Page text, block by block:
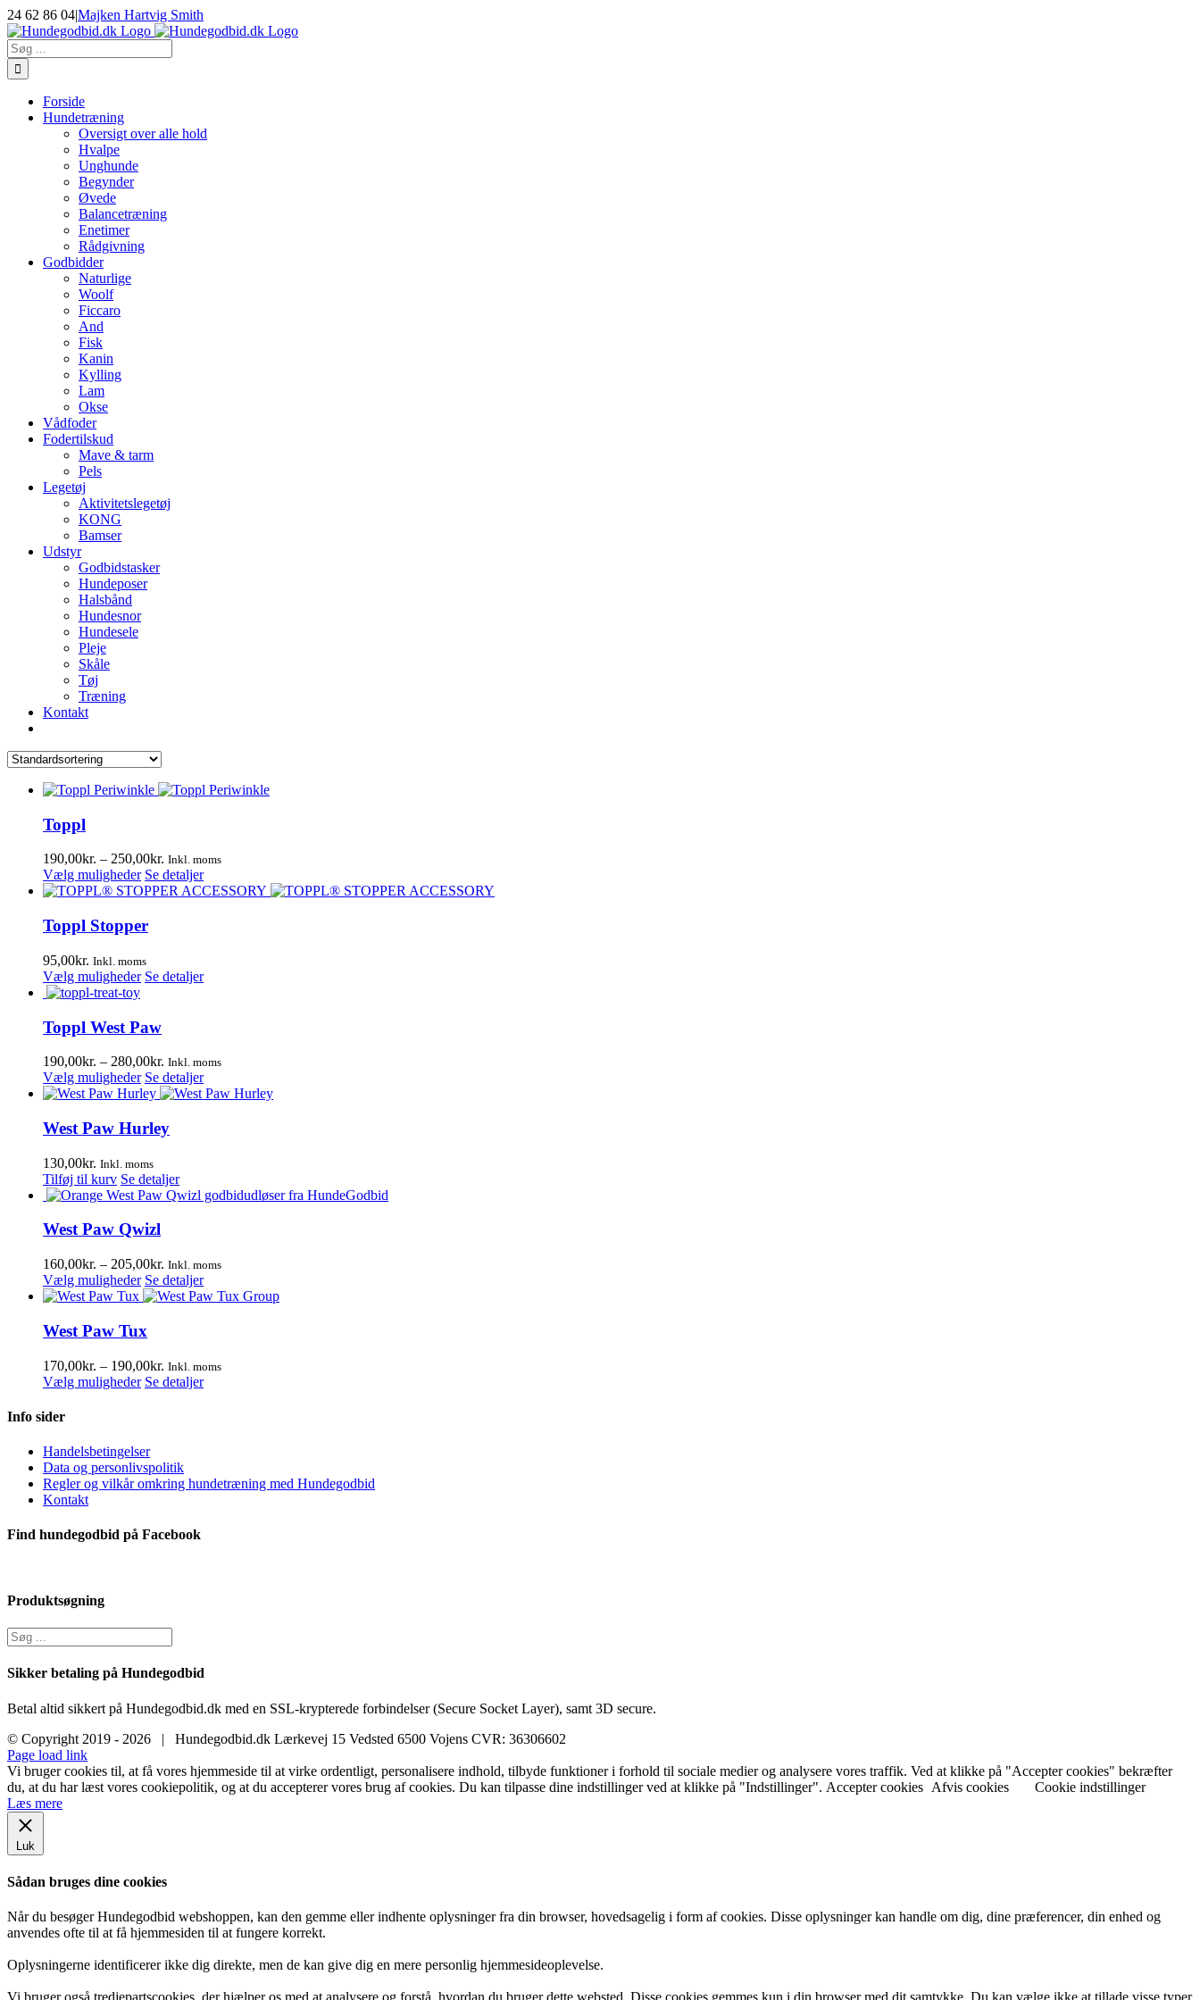
Skip
to
content
24 62 86 04|Majken Hartvig Smith
Facebook
Instagram
E-
mail
Søg
efter:
Forside
Hundetræning
Oversigt over alle hold
Hvalpe
Unghunde
Begynder
Øvede
Balancetræning
Enetimer
Rådgivning
Godbidder
Naturlige
Woolf
Ficcaro
And
Fisk
Kanin
Kylling
Lam
Okse
Vådfoder
Fodertilskud
Mave & tarm
Pels
Legetøj
Aktivitetslegetøj
KONG
Bamser
Udstyr
Godbidstasker
Hundeposer
Halsbånd
Hundesnor
Hundesele
Pleje
Skåle
Tøj
Træning
Kontakt
Toppl
190,00kr. – 250,00kr. Prisinterval:
190,00kr.
til
Inkl. moms
Vælg muligheder Dette
vare
flere
varianter.
kan
vælges
Se detaljer
Toppl Stopper
95,00kr. Inkl. moms
Vælg muligheder Dette
flere
varianter.
Mulighederne
kan
vælges
på
varesiden
Se detaljer
Toppl West Paw
190,00kr. – 280,00kr. Prisinterval:
190,00kr.
til
Inkl. moms
Vælg muligheder Dette
vare
flere
varianter.
kan
vælges
på
varesiden
Se detaljer
West Paw Hurley
130,00kr. Inkl. moms
Tilføj til kurv Se detaljer
West Paw Qwizl
160,00kr. – 205,00kr. Prisinterval:
160,00kr.
til
Inkl. moms
Vælg muligheder Dette
vare
flere
varianter.
Mulighederne
kan
vælges
Se detaljer
West Paw Tux
170,00kr. – 190,00kr. Prisinterval:
170,00kr.
Inkl. moms
Vælg muligheder Dette
Mulighederne
kan
vælges
Se detaljer
Info sider
Handelsbetingelser
Data og personlivspolitik
Regler og vilkår omkring hundetræning med Hundegodbid
Kontakt
Find hundegodbid på Facebook
Produktsøgning
Sikker betaling på Hundegodbid
Betal altid sikkert på Hundegodbid.dk med en SSL-krypterede forbindelser (Secure Socket Layer), samt 3D secure.
© Copyright 2019 - 2026 | Hundegodbid.dk Lærkevej 15 Vedsted 6500 Vojens CVR: 36306602
Facebook
Instagram
E-
mail
Page load link
Vi bruger cookies til, at få vores hjemmeside til at virke ordentligt, personalisere indhold, tilbyde funktioner i forhold til sociale medier og analysere vores traffik. Ved at klikke på "Accepter cookies" bekræfter
du, at du har læst vores cookiepolitik, og at du accepterer vores brug af cookies. Du kan tilpasse dine indstillinger ved at klikke på "Indstillinger". Accepter cookies Afvis cookies
Cookie indstillinger
Læs mere
Luk
Sådan bruges dine cookies
Når du besøger Hundegodbid webshoppen, kan den gemme eller indhente oplysninger fra din browser, hovedsagelig i form af cookies. Disse oplysninger kan handle om dig, dine præferencer, din enhed og
anvendes ofte til at få hjemmesiden til at fungere korrekt.
Oplysningerne identificerer ikke dig direkte, men de kan give dig en mere personlig hjemmesideoplevelse.